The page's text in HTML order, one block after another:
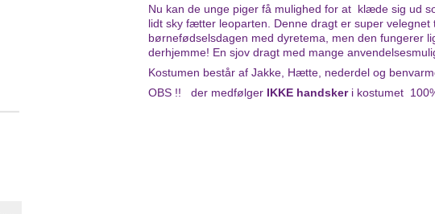
Nu kan de unge piger få mulighed for at klæde sig ud
lidt sky fætter leoparten. Denne dragt er super velegnet
børnefødselsdagen med dyretema, men den fungerer
derhjemme! En sjov dragt med mange
Kostumen består af Jakke, Hætte, nederdel og
OBS !! der medfølger IKKE handskeri kostumet